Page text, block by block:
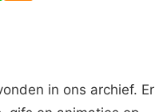
in ons archief. Er